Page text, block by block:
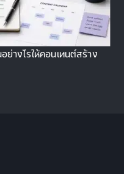
ย่างไรให้คอนเทนต์สร้าง